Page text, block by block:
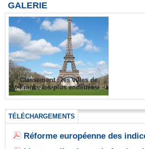
GALERIE
Classement : les villes de
France les plus endettées
TÉLÉCHARGEMENTS
Réforme européenne des